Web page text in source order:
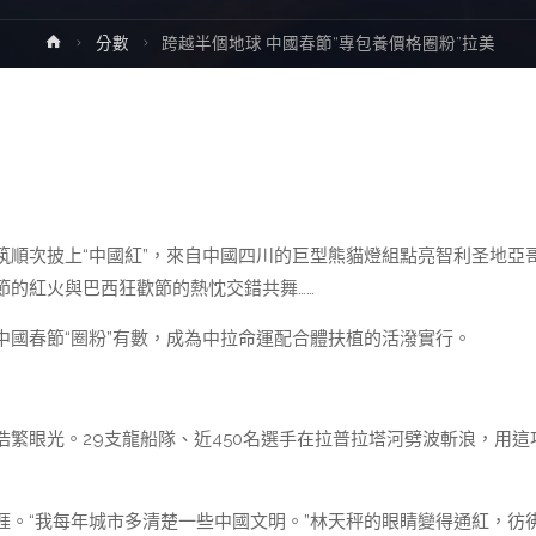
Home分數 跨越半個地球 中國春節“專包養價格圈粉”拉美
披上“中國紅”，來自中國四川的巨型熊貓燈組點亮智利圣地亞
紅火與巴西狂歡節的熱忱交錯共舞……
春節“圈粉”有數，成為中拉命運配合體扶植的活潑實行。
光。29支龍船隊、近450名選手在拉普拉塔河劈波斬浪，用這
我每年城市多清楚一些中國文明。”林天秤的眼睛變得通紅，彷